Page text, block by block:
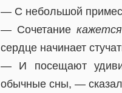
— С небольшой
— Сочетание кажется
сердце начинает
— И посещают
обычные сны, —